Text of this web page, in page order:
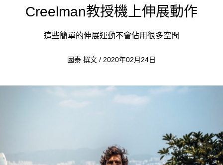
Creelman教授機上伸展動作
這些簡單的伸展運動不會佔用很多空間
國泰 撰文 / 2020年02月24日